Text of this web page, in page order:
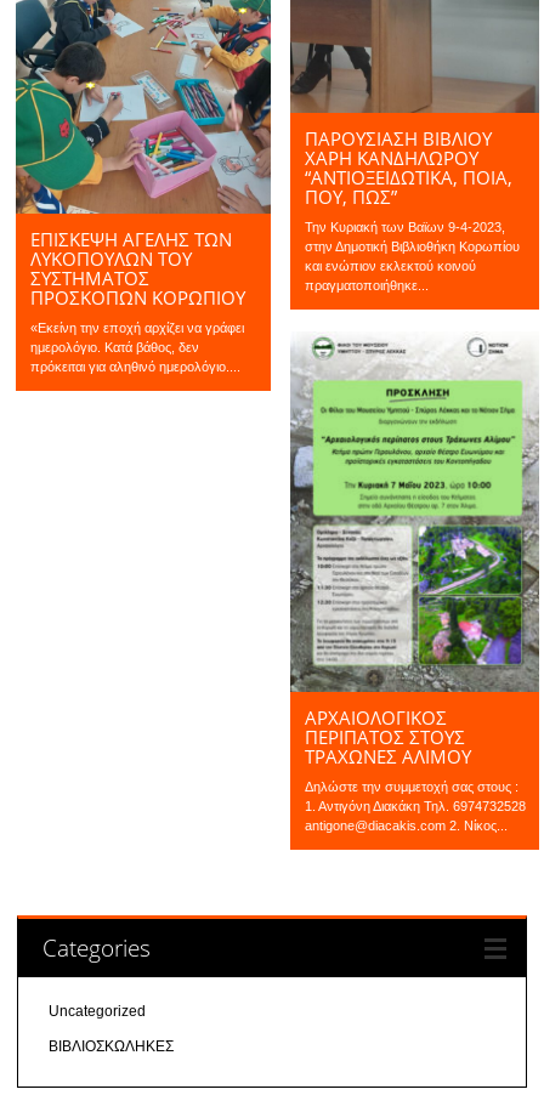
ΠΑΡΟΥΣΙΑΣΗ ΒΙΒΛΙΟΥ
ΧΆΡΗ ΚΑΝΔΗΛΏΡΟΥ
“ΑΝΤΙΟΞΕΙΔΩΤΙΚΆ, ΠΟΙΆ,
ΠΟΎ, ΠΏΣ”
Την Κυριακή των Βαϊων 9-4-2023,
στην Δημοτική Βιβλιοθήκη Κορωπίου
και ενώπιον εκλεκτού κοινού
πραγματοποιήθηκε...
ΕΠΊΣΚΕΨΗ ΑΓΈΛΗΣ ΤΩΝ
ΛΥΚΌΠΟΥΛΩΝ ΤΟΥ
ΣΥΣΤΉΜΑΤΟΣ
ΠΡΟΣΚΌΠΩΝ ΚΟΡΩΠΊΟΥ
«Εκείνη την εποχή αρχίζει να γράφει
ημερολόγιο. Κατά βάθος, δεν
πρόκειται για αληθινό ημερολόγιο....
ΑΡΧΑΙΟΛΟΓΙΚΟΣ
ΠΕΡΙΠΑΤΟΣ ΣΤΟΥΣ
ΤΡΑΧΩΝΕΣ ΑΛΙΜΟΥ
Δηλώστε την συμμετοχή σας στους :
1. Αντιγόνη Διακάκη Τηλ. 6974732528
antigone@diacakis.com 2. Νίκος...
Categories
Uncategorized
ΒΙΒΛΙΟΣΚΩΛΗΚΕΣ